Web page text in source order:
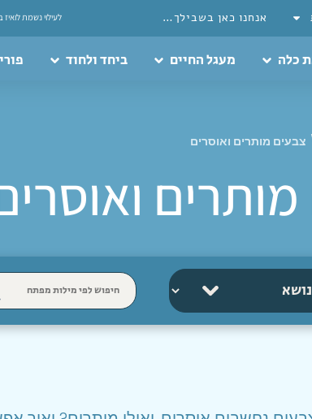
לעילוי נשמת אנחנו כאן בשבילך…
כלה מעגל החיים ביחד ולחוד
צבעים מותרים ואוסרים